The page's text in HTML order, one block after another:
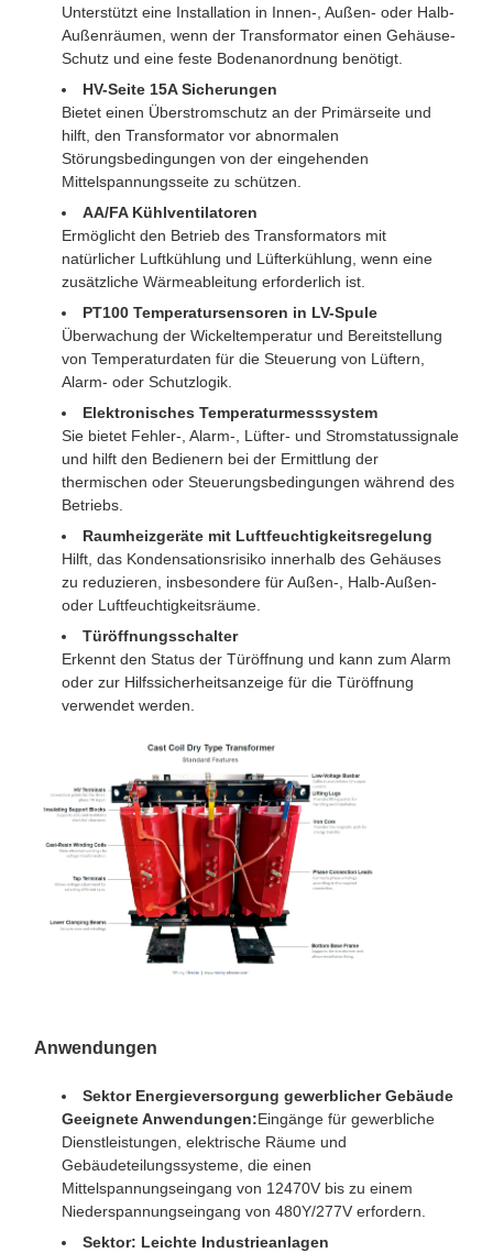
Unterstützt eine Installation in Innen-, Außen- oder Halb-
Außenräumen, wenn der Transformator einen Gehäuse-
Schutz und eine feste Bodenanordnung benötigt.
HV-Seite 15A Sicherungen
Bietet einen Überstromschutz an der Primärseite und
hilft, den Transformator vor abnormalen
Störungsbedingungen von der eingehenden
Mittelspannungsseite zu schützen.
AA/FA Kühlventilatoren
Ermöglicht den Betrieb des Transformators mit
natürlicher Luftkühlung und Lüfterkühlung, wenn eine
zusätzliche Wärmeableitung erforderlich ist.
PT100 Temperatursensoren in LV-Spule
Überwachung der Wickeltemperatur und Bereitstellung
von Temperaturdaten für die Steuerung von Lüftern,
Alarm- oder Schutzlogik.
Elektronisches Temperaturmesssystem
Sie bietet Fehler-, Alarm-, Lüfter- und Stromstatussignale
und hilft den Bedienern bei der Ermittlung der
thermischen oder Steuerungsbedingungen während des
Betriebs.
Raumheizgeräte mit Luftfeuchtigkeitsregelung
Hilft, das Kondensationsrisiko innerhalb des Gehäuses
zu reduzieren, insbesondere für Außen-, Halb-Außen-
oder Luftfeuchtigkeitsräume.
Türöffnungsschalter
Erkennt den Status der Türöffnung und kann zum Alarm
oder zur Hilfssicherheitsanzeige für die Türöffnung
verwendet werden.
Anwendungen
Sektor Energieversorgung gewerblicher Gebäude
Geeignete Anwendungen:Eingänge für gewerbliche
Dienstleistungen, elektrische Räume und
Gebäudeteilungssysteme, die einen
Mittelspannungseingang von 12470V bis zu einem
Niederspannungseingang von 480Y/277V erfordern.
Sektor: Leichte Industrieanlagen